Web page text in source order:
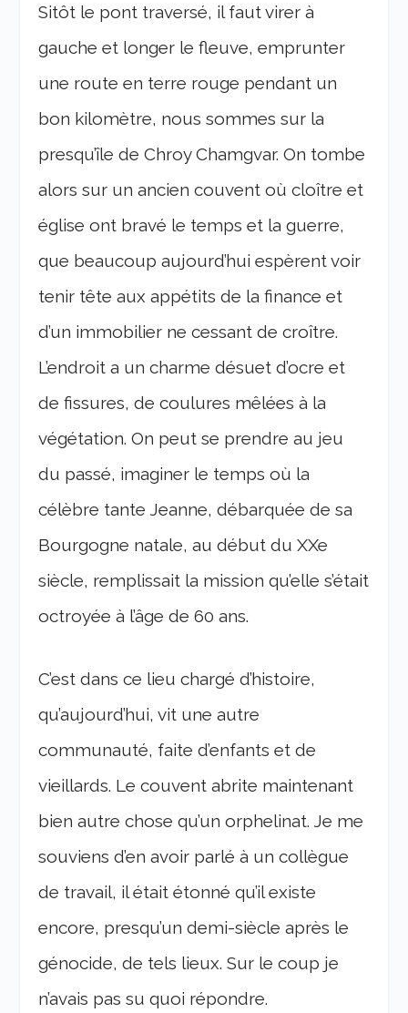
Sitôt le pont traversé, il faut virer à
gauche et longer le fleuve, emprunter
une route en terre rouge pendant un
bon kilomètre, nous sommes sur la
presqu’île de Chroy Chamgvar. On tombe
alors sur un ancien couvent où cloître et
église ont bravé le temps et la guerre,
que beaucoup aujourd’hui espèrent voir
tenir tête aux appétits de la finance et
d’un immobilier ne cessant de croître.
L’endroit a un charme désuet d’ocre et
de fissures, de coulures mêlées à la
végétation. On peut se prendre au jeu
du passé, imaginer le temps où la
célèbre tante Jeanne, débarquée de sa
Bourgogne natale, au début du XXe
siècle, remplissait la mission qu’elle s’était
octroyée à l’âge de 60 ans.
C’est dans ce lieu chargé d’histoire,
qu’aujourd’hui, vit une autre
communauté, faite d’enfants et de
vieillards. Le couvent abrite maintenant
bien autre chose qu’un orphelinat. Je me
souviens d’en avoir parlé à un collègue
de travail, il était étonné qu’il existe
encore, presqu’un demi-siècle après le
génocide, de tels lieux. Sur le coup je
n’avais pas su quoi répondre.